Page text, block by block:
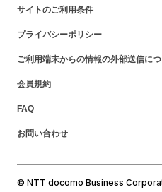
サイトのご利用条件
プライバシーポリシー
ご利用端末からの情報の外部送信に
会員規約
FAQ
お問い合わせ
© NTT docomo Business